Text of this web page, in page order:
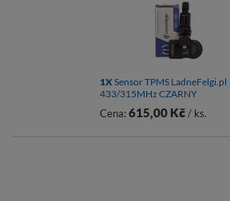
1X Sensor TPMS LadneFelgi.pl
433/315MHz CZARNY
Cena:615,00 Kč/ ks.